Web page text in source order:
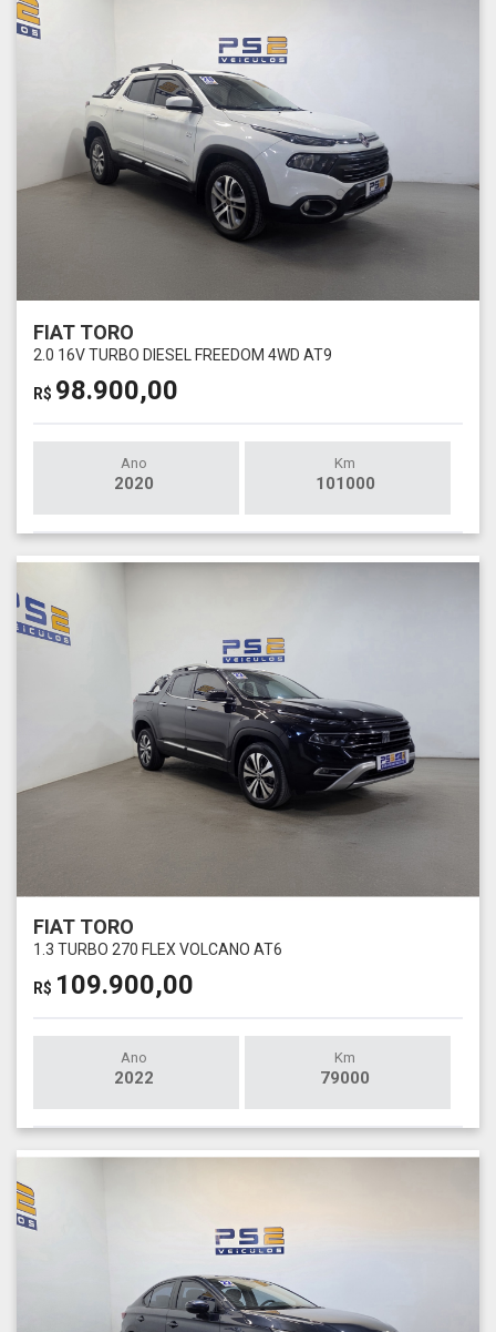
FIAT TORO
2.0 16V TURBO DIESEL FREEDOM 4WD AT9
R$ 98.900,00
Ano
2020
Km
101000
FIAT TORO
1.3 TURBO 270 FLEX VOLCANO AT6
R$ 109.900,00
Ano
2022
Km
79000